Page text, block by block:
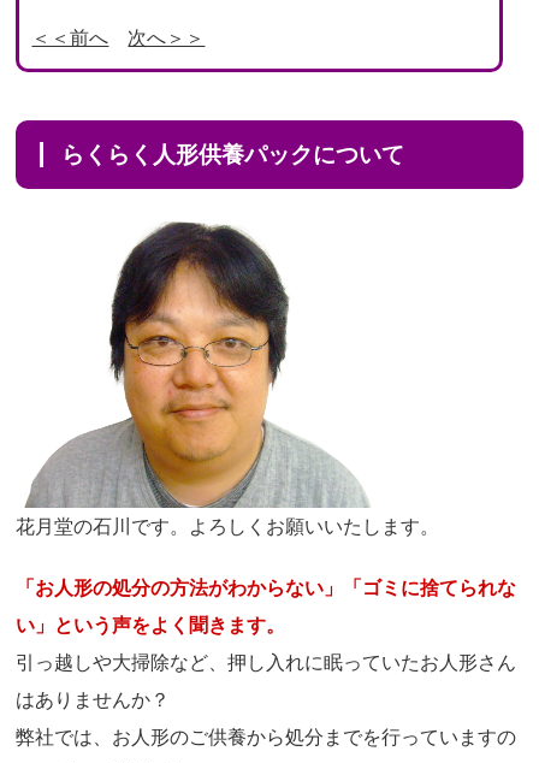
＜＜前へ 次へ＞＞
らくらく人形供養パックについて
花月堂の石川です。よろしくお願いいたします。
「お人形の処分の方法がわからない」「ゴミに捨てられな
い」という声をよく聞きます。
引っ越しや大掃除など、押し入れに眠っていたお人形さん
はありませんか？
弊社では、お人形のご供養から処分までを行っていますの